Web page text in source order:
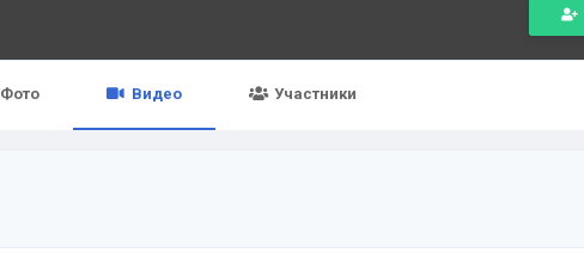
Фото Видео Участники